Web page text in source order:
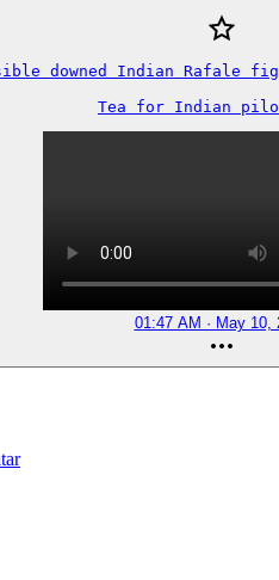
downed Indian Rafale
Tea for Indian
01:47 AM · May 10,